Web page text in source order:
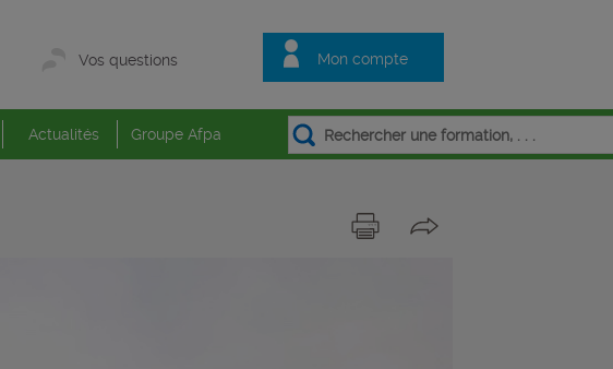
Mon compte
Vos questions
Actualités Groupe Afpa